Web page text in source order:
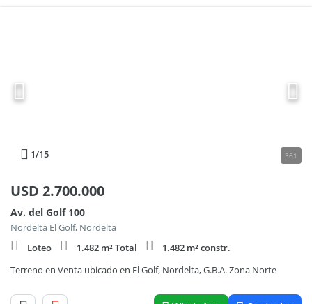
1/15 361
USD 2.700.000
Av. del Golf 100
Nordelta El Golf, Nordelta
Loteo
1.482 m² Total
1.482 m² constr.
Terreno en Venta ubicado en El Golf, Nordelta, G.B.A. Zona Norte